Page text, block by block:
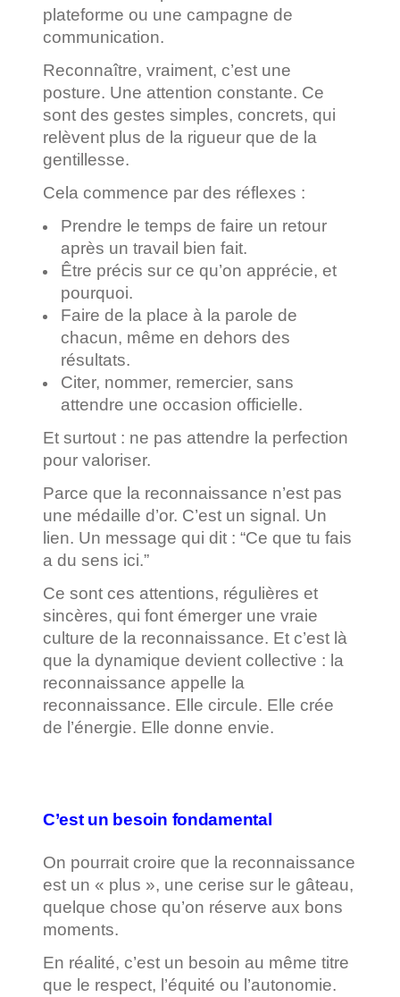
plateforme ou une campagne de
communication.
Reconnaître, vraiment, c’est une
posture. Une attention constante. Ce
sont des gestes simples, concrets, qui
relèvent plus de la rigueur que de la
gentillesse.
Cela commence par des réflexes :
Prendre le temps de faire un retour
après un travail bien fait.
Être précis sur ce qu’on apprécie, et
pourquoi.
Faire de la place à la parole de
chacun, même en dehors des
résultats.
Citer, nommer, remercier, sans
attendre une occasion officielle.
Et surtout : ne pas attendre la perfection
pour valoriser.
Parce que la reconnaissance n’est pas
une médaille d’or. C’est un signal. Un
lien. Un message qui dit : “Ce que tu fais
a du sens ici.”
Ce sont ces attentions, régulières et
sincères, qui font émerger une vraie
culture de la reconnaissance. Et c’est là
que la dynamique devient collective : la
reconnaissance appelle la
reconnaissance. Elle circule. Elle crée
de l’énergie. Elle donne envie.
C’est un besoin fondamental
On pourrait croire que la reconnaissance
est un « plus », une cerise sur le gâteau,
quelque chose qu’on réserve aux bons
moments.
En réalité, c’est un besoin au même titre
que le respect, l’équité ou l’autonomie.